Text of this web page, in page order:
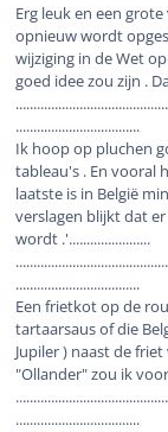
Erg leuk en een
opnieuw wordt
wijziging in de Wet
goed idee zou zijn .
...................................
Ik hoop op pluchen
tableau's . En vooral
laatste is in België
verslagen blijkt dat
wordt .'.......................
...................................
Een frietkot op de
tartaarsaus of die
Jupiler ) naast de
"Ollander" zou ik
...................................